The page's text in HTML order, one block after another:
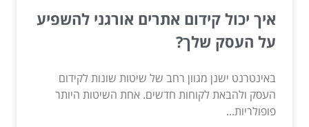
איך יכול קידום אתרים אורגני להשפיע
על העסק שלך?
באינטרנט ישנן מגוון רחב של שיטות שונות לקידום
העסק ולהבאת לקוחות חדשים. אחת השיטות היותר
פופולריות...